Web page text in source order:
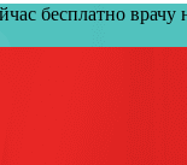
бесплатно врачу